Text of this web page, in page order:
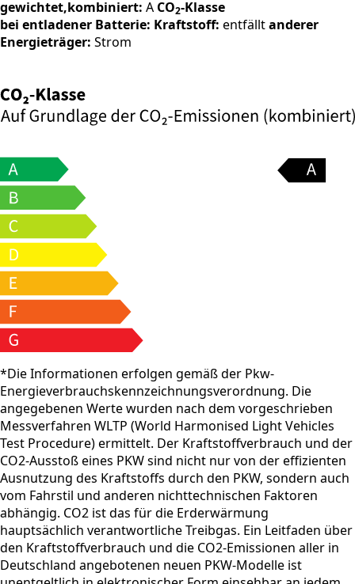
gewichtet,kombiniert: A CO2-Klasse
bei entladener Batterie: Kraftstoff: entfälltanderer
Energieträger: Strom
*Die Informationen erfolgen gemäß der Pkw-
Energieverbrauchskennzeichnungsverordnung. Die
angegebenen Werte wurden nach dem vorgeschrieben
Messverfahren WLTP (World Harmonised Light Vehicles
Test Procedure) ermittelt. Der Kraftstoffverbrauch und der
CO2-Ausstoß eines PKW sind nicht nur von der effizienten
Ausnutzung des Kraftstoffs durch den PKW, sondern auch
vom Fahrstil und anderen nichttechnischen Faktoren
abhängig. CO2 ist das für die Erderwärmung
hauptsächlich verantwortliche Treibgas. Ein Leitfaden über
den Kraftstoffverbrauch und die CO2-Emissionen aller in
Deutschland angebotenen neuen PKW-Modelle ist